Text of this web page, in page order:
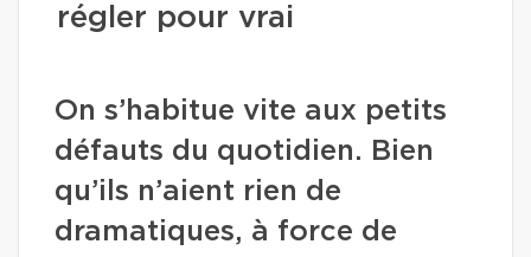
régler pour vrai
On s’habitue vite aux petits
défauts du quotidien. Bien
qu’ils n’aient rien de
dramatiques, à force de